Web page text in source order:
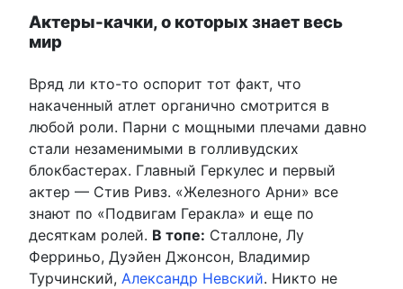
Актеры-качки, о которых знает весь
мир
Вряд ли кто-то оспорит тот факт, что
накаченный атлет органично смотрится в
любой роли. Парни с мощными плечами давно
стали незаменимыми в голливудских
блокбастерах. Главный Геркулес и первый
актер — Стив Ривз. «Железного Арни» все
знают по «Подвигам Геракла» и еще по
десяткам ролей. В топе: Сталлоне, Лу
Ферриньо, Дуэйен Джонсон, Владимир
Турчинский, Александр Невский. Никто не